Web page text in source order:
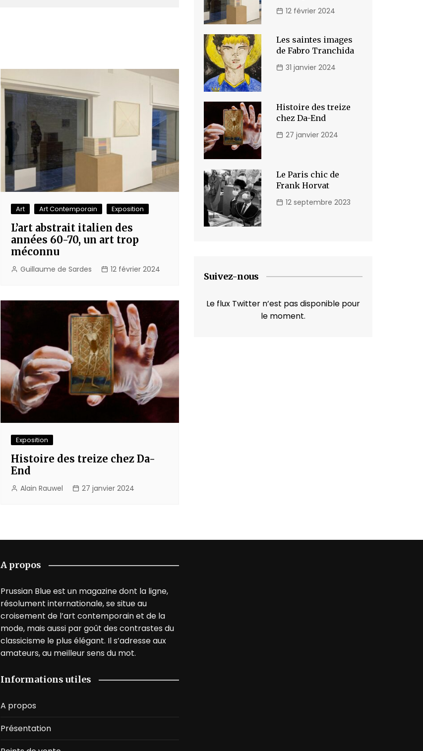
Art Art Contemporain Exposition
L’art abstrait italien des
années 60-70, un art trop
méconnu
Guillaume de Sardes 12 février 2024
Exposition
Histoire des treize chez Da-
End
Alain Rauwel 27 janvier 2024
12 février 2024
Les saintes images
de Fabro Tranchida
31 janvier 2024
Histoire des treize
chez Da-End
27 janvier 2024
Le Paris chic de
Frank Horvat
12 septembre 2023
Suivez-nous
Le flux Twitter n’est pas disponible pour
le moment.
A propos
Prussian Blue est un magazine dont la ligne,
résolument internationale, se situe au
croisement de l’art contemporain et de la
mode, mais aussi par goût des contrastes du
classicisme le plus élégant. Il s’adresse aux
amateurs, au meilleur sens du mot.
Informations utiles
A propos
Présentation